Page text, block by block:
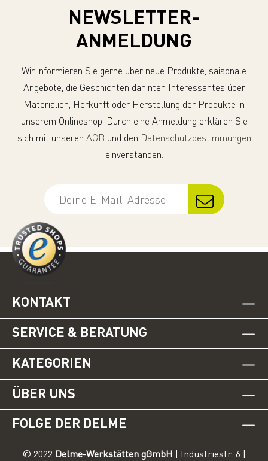
NEWSLETTER-
ANMELDUNG
Wir informieren Sie gerne über neue Produkte, saisonale
Angebote, die Geschichten dahinter, Interessantes über
Materialien, Herkunft oder Herstellung der Produkte in
unserem Onlineshop. Durch eine Anmeldung erklären Sie
sich mit unseren AGB und den Datenschutzbestimmungen
einverstanden.
KONTAKT
SERVICE & BERATUNG
KATEGORIEN
ÜBER UNS
FOLGE DER DELME
© 2022 Delme-Werkstätten gGmbH | Industriestr. 6 |